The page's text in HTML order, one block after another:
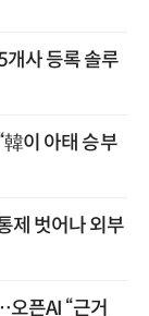
사 등록 솔루
이 아태 승부
제 벗어나 외부
픈AI “근거